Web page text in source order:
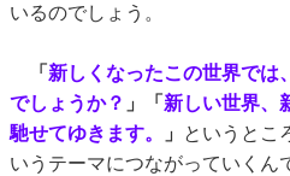
いるのでしょう。
「 新しくなったこの世界では
でしょうか？ 」「 新しい世界、
馳せてゆきます。
」 というとこ
いうテーマにつながっていくん